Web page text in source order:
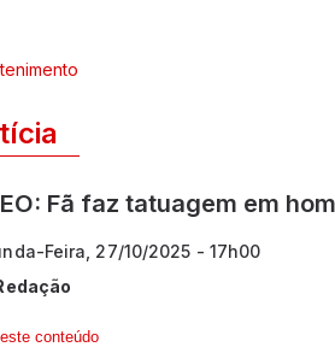
Fã faz tatuagem em
Feira, 27/10/2025 - 17h00
conteúdo